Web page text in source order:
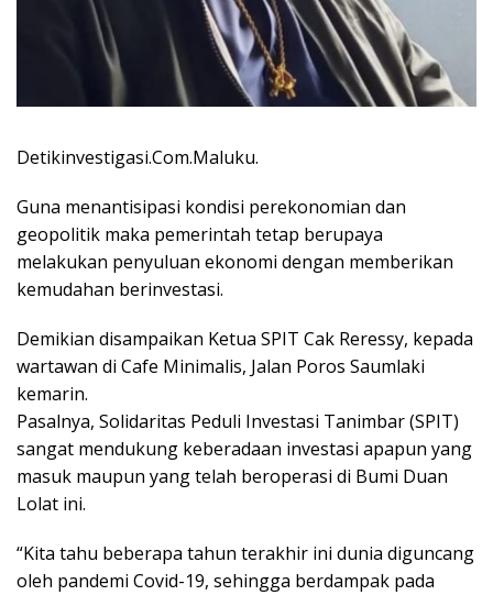
Detikinvestigasi.Com.Maluku.
Guna menantisipasi kondisi perekonomian dan
geopolitik maka pemerintah tetap berupaya
melakukan penyuluan ekonomi dengan memberikan
kemudahan berinvestasi.
Demikian disampaikan Ketua SPIT Cak Reressy, kepada
wartawan di Cafe Minimalis, Jalan Poros Saumlaki
kemarin.
Pasalnya, Solidaritas Peduli Investasi Tanimbar (SPIT)
sangat mendukung keberadaan investasi apapun yang
masuk maupun yang telah beroperasi di Bumi Duan
Lolat ini.
“Kita tahu beberapa tahun terakhir ini dunia diguncang
oleh pandemi Covid-19, sehingga berdampak pada